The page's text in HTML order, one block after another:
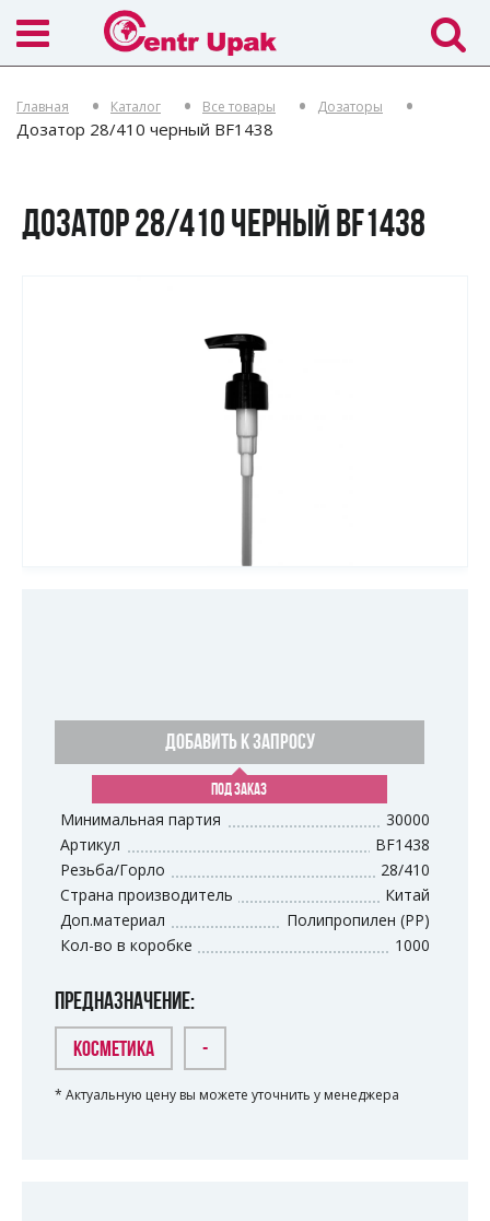
Главная Каталог Все товары Дозаторы
Дозатор 28/410 черный BF1438
ДОЗАТОР 28/410 ЧЕРНЫЙ BF1438
ДОБАВИТЬ К ЗАПРОСУ
ПОД ЗАКАЗ
Минимальная партия
30000
Артикул
BF1438
Резьба/Горло
28/410
Страна производитель
Китай
Доп.материал
Полипропилен (PP)
Кол-во в коробке
1000
ПРЕДНАЗНАЧЕНИЕ:
КОСМЕТИКА -
* Актуальную цену вы можете уточнить у менеджера